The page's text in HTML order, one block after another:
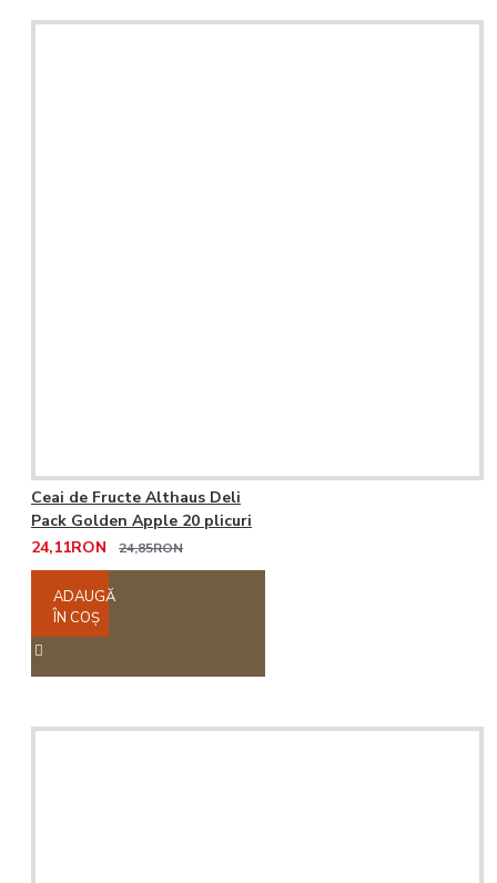
Ceai de Fructe Althaus Deli
Pack Golden Apple 20 plicuri
24,11RON
24,85RON
ADAUGĂ
ÎN COŞ